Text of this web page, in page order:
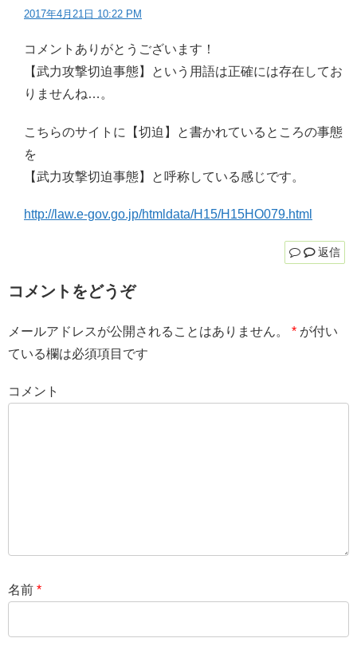
2017年4月21日 10:22 PM
コメントありがとうございます！
【武力攻撃切迫事態】という用語は正確には存在してお
りませんね…。
こちらのサイトに【切迫】と書かれているところの事態
を
【武力攻撃切迫事態】と呼称している感じです。
http://law.e-gov.go.jp/htmldata/H15/H15HO079.html
返信
コメントをどうぞ
メールアドレスが公開されることはありません。 * が付い
ている欄は必須項目です
コメント
名前 *